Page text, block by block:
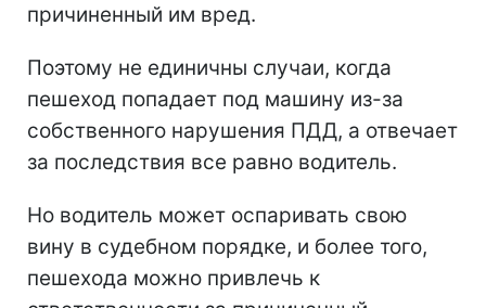
причиненный им вред.
Поэтому не единичны случаи, когда
пешеход попадает под машину из-за
собственного нарушения ПДД, а отвечает
за последствия все равно водитель.
Но водитель может оспаривать свою
вину в судебном порядке, и более того,
пешехода можно привлечь к